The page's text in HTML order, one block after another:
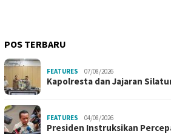
POS TERBARU
FEATURES 07/08/2026
Kapolresta dan Jajaran
FEATURES 04/08/2026
Presiden Instruksikan